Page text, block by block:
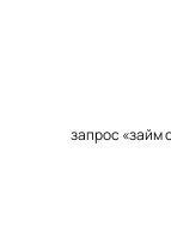
запрос «займ